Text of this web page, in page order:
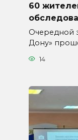
60
Очередной
Дону»
14